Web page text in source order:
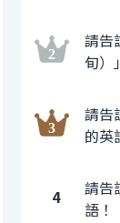
請告
旬）
請告
的英
4
請告
語！